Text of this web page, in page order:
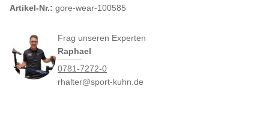
Artikel-Nr.: gore-wear-100585
Frag unseren Experten
Raphael
0781-7272-0
rhalter@sport-kuhn.de